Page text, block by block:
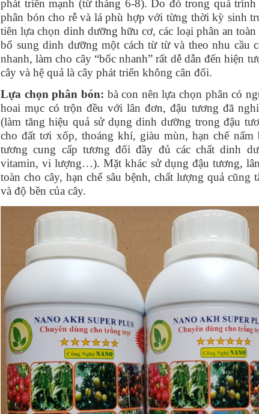
phát triển mạnh (từ tháng 6-8). Do đó trong quá
phân bón cho rễ và lá phù hợp với từng thời kỳ sinh
tiên lựa chọn dinh dưỡng hữu cơ, các loại phân an
bổ sung dinh dưỡng một cách từ từvà theo nhu cầu
nhanh, làm cho cây “bốc nhanh” rất dễ dẫn đến hiện
cây và hệ quả là cây phát triển không cân đối.
Lựa chọn phân bón: bà con nên lựa chọn phân có
hoai mục có trộn đều với lân đơn, đậu tương đã
(làm tăng hiệu quả sử dụng dinh dưỡng trong đậu
cho đất tơi xốp, thoáng khí, giàu mùn, hạn chế
tương cung cấp tương đối đầy đủ các chất dinh
vitamin, vi lượng…). Mặt khác sử dụng đậu tương,
toàn cho cây, hạn chế sâu bệnh, chất lượng quả
và độ bền của cây.